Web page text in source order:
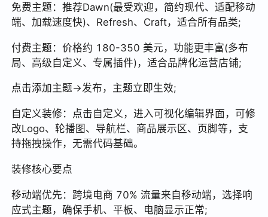
免费主题：推荐Dawn(最受欢迎，简约现代、适配移动
端、加载速度快)、Refresh、Craft，适合所有品类;
付费主题：价格约 180-350 美元，功能更丰富(多布
局、高级自定义、专属插件)，适合品牌化运营店铺;
点击添加主题→发布，主题立即生效;
自定义装修：点击自定义，进入可视化编辑界面，可修
改Logo、轮播图、导航栏、商品展示区、页脚等，支
持拖拽操作，无需代码基础。
装修核心要点
移动端优先：跨境电商 70% 流量来自移动端，选择响
应式主题，确保手机、平板、电脑显示正常;